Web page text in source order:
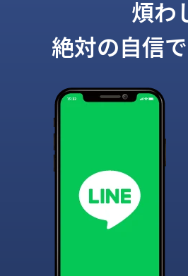
煩わ
絶対の自信